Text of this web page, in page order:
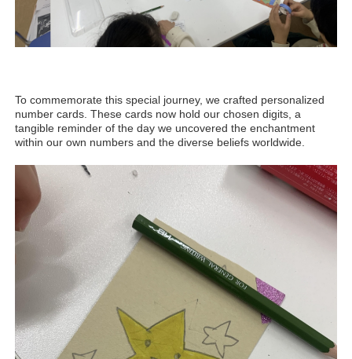
To commemorate this special journey, we crafted personalized
number cards. These cards now hold our chosen digits, a
tangible reminder of the day we uncovered the enchantment
within our own numbers and the diverse beliefs worldwide.